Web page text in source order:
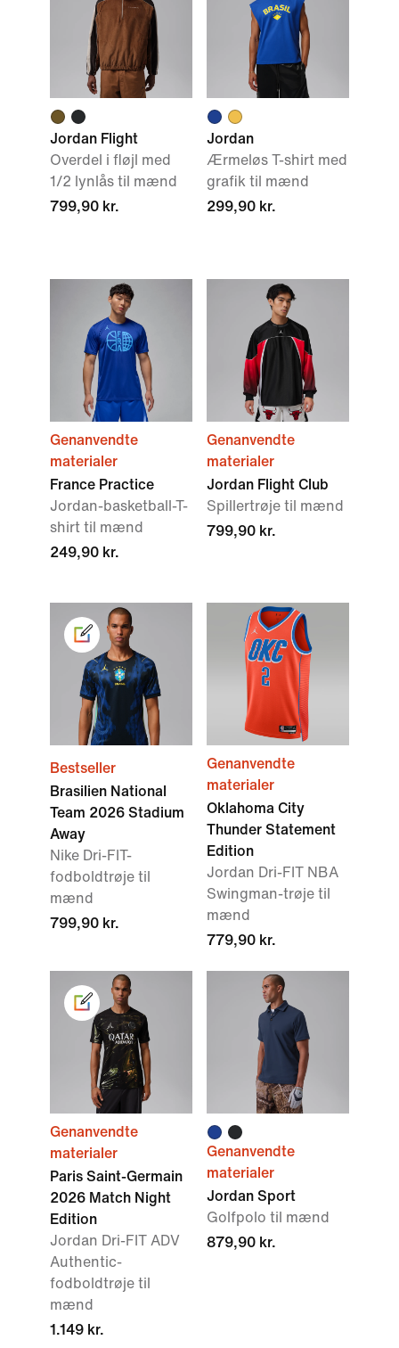
Jordan Flight
Overdel i fløjl med
1/2 lynlås til mænd
799,90 kr.
Jordan
Ærmeløs T-shirt med
grafik til mænd
299,90 kr.
Genanvendte
materialer
France Practice
Jordan-basketball-T-
shirt til mænd
249,90 kr.
Genanvendte
materialer
Jordan Flight Club
Spillertrøje til mænd
799,90 kr.
Bestseller
Brasilien National
Team 2026 Stadium
Away
Nike Dri-FIT-
fodboldtrøje til
mænd
799,90 kr.
Genanvendte
materialer
Oklahoma City
Thunder Statement
Edition
Jordan Dri-FIT NBA
Swingman-trøje til
mænd
779,90 kr.
Genanvendte
materialer
Paris Saint-Germain
2026 Match Night
Edition
Jordan Dri-FIT ADV
Authentic-
fodboldtrøje til
mænd
1.149 kr.
Genanvendte
materialer
Jordan Sport
Golfpolo til mænd
879,90 kr.